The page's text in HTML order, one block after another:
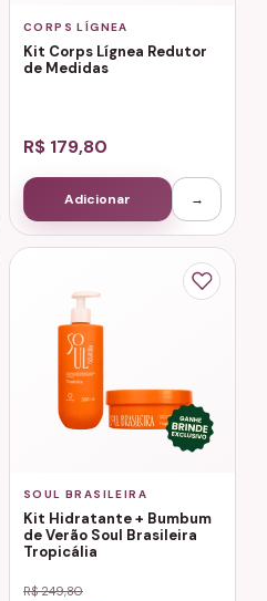
CORPS LÍGNEA
Kit Corps Lígnea Redutor
de Medidas
R$ 179,80
Adicionar →
SOUL BRASILEIRA
Kit Hidratante + Bumbum
de Verão Soul Brasileira
Tropicália
R$ 249,80